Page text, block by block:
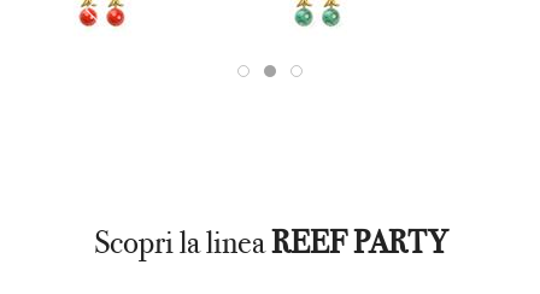
Scopri la lineaREEF PARTY